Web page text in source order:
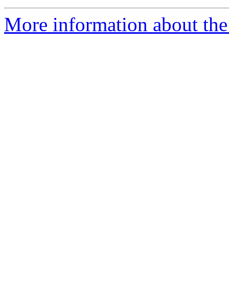
More information about